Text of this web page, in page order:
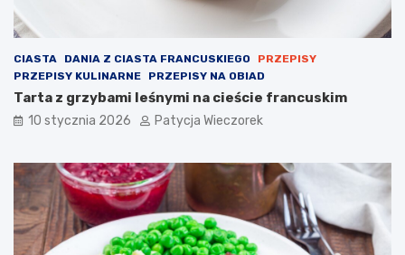
CIASTA DANIA Z CIASTA FRANCUSKIEGO
PRZEPISY
PRZEPISY KULINARNE
PRZEPISY NA OBIAD
Tarta z grzybami leśnymi na cieście francuskim
10 stycznia 2026 Patycja Wieczorek